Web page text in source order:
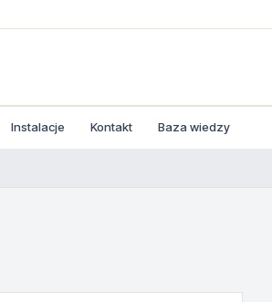
Instalacje Kontakt Baza wiedzy